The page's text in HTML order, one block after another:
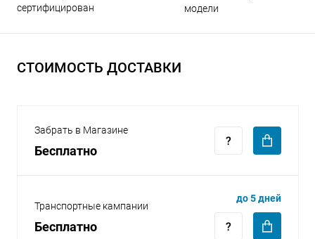
сертифицирован
модели
СТОИМОСТЬ ДОСТАВКИ
Забрать в Магазине
Бесплатно
Транспортные кампании
Бесплатно
до 5 дней
раз в 2 недели